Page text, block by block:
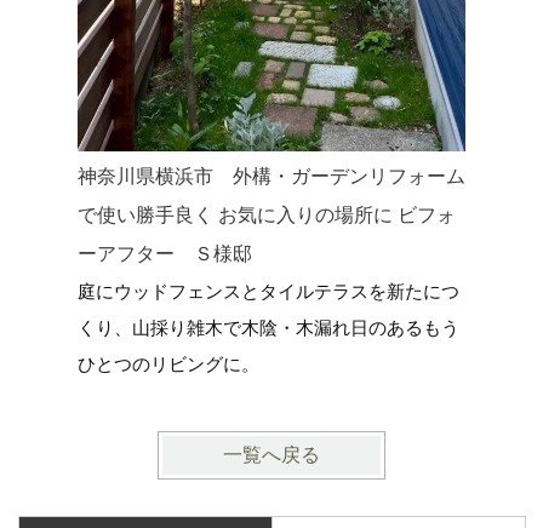
神奈川県横浜市 外構・ガーデンリフォーム
で使い勝手良く お気に入りの場所に ビフォ
ーアフター Ｓ様邸
庭にウッドフェンスとタイルテラスを新たにつ
くり、山採り雑木で木陰・木漏れ日のあるもう
ひとつのリビングに。
一覧へ戻る